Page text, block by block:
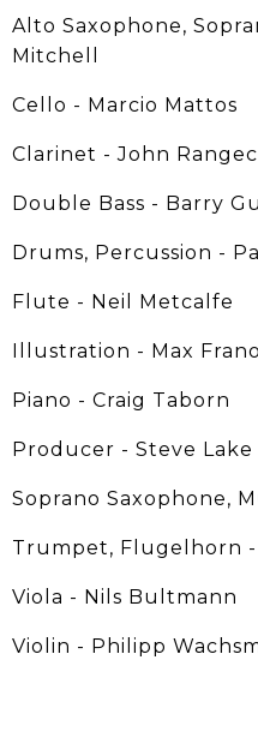
Alto Saxophone,
Mitchell
Cello - Marcio Mattos
Clarinet - John
Double Bass - Barry
Drums, Percussion -
Flute - Neil Metcalfe
Illustration - Max
Piano - Craig Taborn
Producer - Steve Lake
Soprano Saxophone,
Trumpet, Flugelhorn -
Viola - Nils Bultmann
Violin - Philipp